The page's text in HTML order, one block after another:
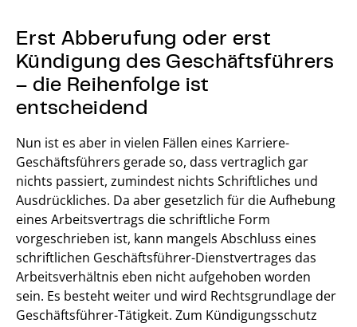
Erst Abberufung oder erst
Kündigung des Geschäftsführers
– die Reihenfolge ist
entscheidend
Nun ist es aber in vielen Fällen eines Karriere-
Geschäftsführers gerade so, dass vertraglich gar
nichts passiert, zumindest nichts Schriftliches und
Ausdrückliches. Da aber gesetzlich für die Aufhebung
eines Arbeitsvertrags die schriftliche Form
vorgeschrieben ist, kann mangels Abschluss eines
schriftlichen Geschäftsführer-Dienstvertrages das
Arbeitsverhältnis eben nicht aufgehoben worden
sein. Es besteht weiter und wird Rechtsgrundlage der
Geschäftsführer-Tätigkeit. Zum Kündigungsschutz